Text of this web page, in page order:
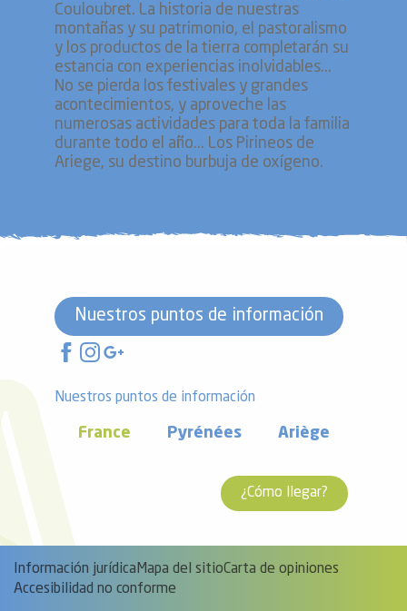
Couloubret. La historia de nuestras
montañas y su patrimonio, el pastoralismo
y los productos de la tierra completarán su
estancia con experiencias inolvidables...
No se pierda los festivales y grandes
acontecimientos, y aproveche las
numerosas actividades para toda la familia
durante todo el año... Los Pirineos de
Ariege, su destino burbuja de oxígeno.
Nuestros puntos de información
Nuestros puntos de información
France Pyrénées Ariège
¿Cómo llegar?
Información jurídicaMapa del sitioCarta de opiniones
Accesibilidad no conforme